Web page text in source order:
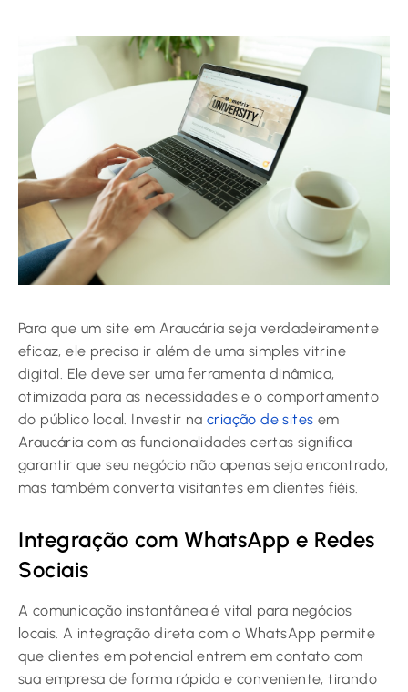
Para que um site em Araucária seja verdadeiramente
eficaz, ele precisa ir além de uma simples vitrine
digital. Ele deve ser uma ferramenta dinâmica,
otimizada para as necessidades e o comportamento
do público local. Investir na criação de sites em
Araucária com as funcionalidades certas significa
garantir que seu negócio não apenas seja encontrado,
mas também converta visitantes em clientes fiéis.
Integração com WhatsApp e Redes
Sociais
A comunicação instantânea é vital para negócios
locais. A integração direta com o WhatsApp permite
que clientes em potencial entrem em contato com
sua empresa de forma rápida e conveniente, tirando